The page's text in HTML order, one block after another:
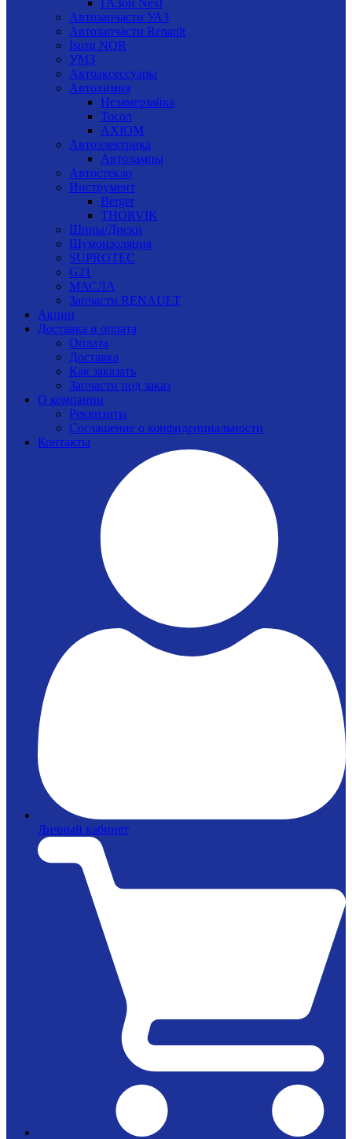
ГАЗон Next
Автозапчасти УАЗ
Автозапчасти Renault
Isuzu NQR
УМЗ
Автоаксессуары
Автохимия
Незамерзайка
Тосол
AXIOM
Автоэлектрика
Автолампы
Автостекло
Инструмент
Berger
THORVIK
Шины/Диски
Шумоизоляция
SUPROTEC
G21
МАСЛА
Запчасти RENAULT
Акции
Доставка и оплата
Оплата
Доставка
Как заказать
Запчасти под заказ
О компании
Реквизиты
Соглашение о конфиденциальности
Контакты
Личный кабинет